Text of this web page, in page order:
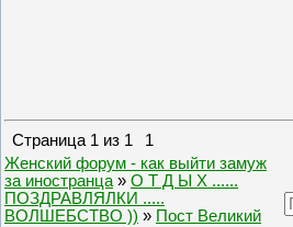
Страница 1 из 1
1
Женский форум - как выйти замуж
за иностранца » О Т Д Ы Х ......
ПОЗДРАВЛЯЛКИ .....
ВОЛШЕБСТВО )) » Пост Великий